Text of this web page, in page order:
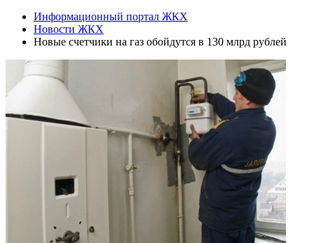
Информационный портал ЖКХ
Новости ЖКХ
Новые счетчики на газ обойдутся в 130 млрд рублей